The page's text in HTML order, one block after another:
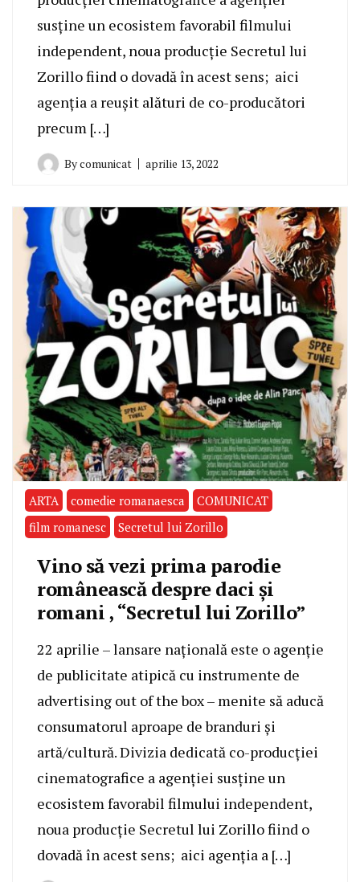
susține un ecosistem favorabil filmului
independent, noua producție Secretul lui
Zorillo fiind o dovadă în acest sens; aici
agenția a reușit alături de co-producători
precum […]
Bycomunicat aprilie 13, 2022
ARTA comedie romanaesca
COMUNICAT
film romanesc
Secretul lui Zorillo
Vino să vezi prima parodie
românească despre daci și
romani , “Secretul lui Zorillo”
22 aprilie – lansare națională este o agenție
de publicitate atipică cu instrumente de
advertising out of the box – menite să aducă
consumatorul aproape de branduri și
artă/cultură. Divizia dedicată co-producției
cinematografice a agenției susține un
ecosistem favorabil filmului independent,
noua producție Secretul lui Zorillo fiind o
dovadă în acest sens; aici agenția a […]